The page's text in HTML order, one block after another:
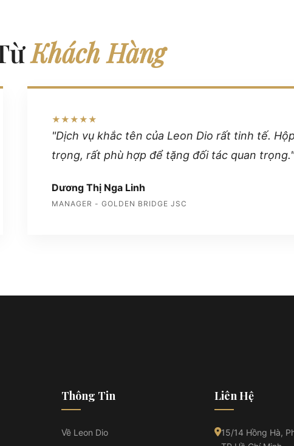
Khách Hàng
★★★★★
"Dịch vụ khắc tên của Leon Dio rất tinh tế.
trọng, rất phù hợp để tặng đối tác quan trọng."
Dương Thị Nga Linh
MANAGER - GOLDEN BRIDGE JSC
Thông Tin
Về Leon Dio
Liên Hệ
15/14 Hồng Hà,